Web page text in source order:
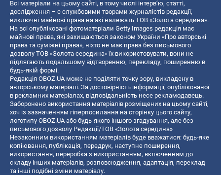
Всі матеріали на цьому сайті, в тому числі інтерв’ю, статті,
дослідження – є службовими творами журналістів редакції,
виключні майнові права на які належать ТОВ «Золота середина».
На всі опубліковані фотоматеріали Getty Images редакція має
майнові права, які захищаються законом України «Про авторські
права та суміжні права», ніхто не має права без письмового
дозволу ТОВ «Золота середина» їх використовувати, вони не
підлягають подальшому відтворенню, перекладу, поширенню в
будь-якій формі.
Редакція OBOZ.UA може не поділяти точку зору, викладену в
авторському матеріалі. За достовірність інформації, опублікованої
в рекламних матеріалах, відповідальність несе рекламодавець.
Заборонено використання матеріалів розміщених на цьому сайті,
хоч із зазначенням гіперпосилання на сторінку цього сайту,
логотипу OBOZ.UA або будь-якого іншого згадування, але без
письмового дозволу Редакції/ТОВ «Золота середина»
Незаконним використанням матеріалів буде вважатися: будь-яке
копiювання, публiкацiя, передрук, наступне поширення,
використання, переробка з використанням, включенням до
складу інших матеріалів, розповсюдження, адаптація, переклад
та інші подібні зміни матеріалу.